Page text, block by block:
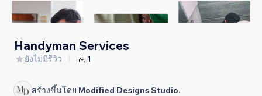
Handyman Services
ยังไม่มีรีวิว 1
สร้างขึ้นโดย Modified Designs Studio.